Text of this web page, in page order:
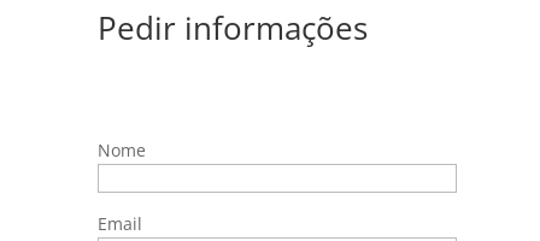
Pedir informações
Nome
Email